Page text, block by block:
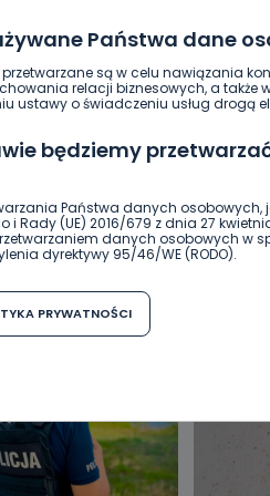
Państwa dane
są w celu nawiązania
relacji biznesowych, a także
ustawy o świadczeniu usług drogą
będziemy
Państwa danych osobowych,
i Rady (UE) 2016/679 z dnia 27
danych osobowych w
dyrektywy 95/46/WE (RODO).
cofnięcia zgody?
jest dobrowolne, nie jest
przekazać Państwa
z siedzibą w miejscowości Ostrów
danych osobowych podmiotom
PRYWATNOŚCI
GOSPODARKA I FINANSE
WASZE INFO